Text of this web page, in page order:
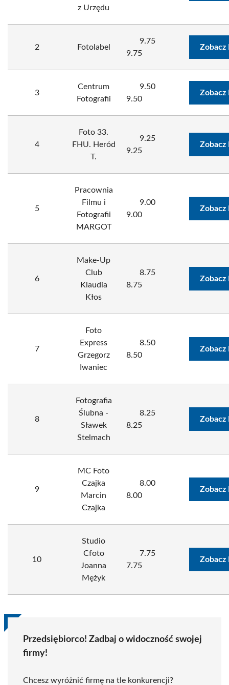
z Urzędu
2 Fotolabel
9.75
9.75
Zobacz
3
Centrum
Fotografii
9.50
9.50
Zobacz
4
Foto 33.
FHU. Heród
T.
9.25
9.25
Zobacz
5
Pracownia
Filmu i
Fotografii
MARGOT
9.00
9.00
Zobacz
6
Make-Up
Club
Klaudia
Kłos
8.75
8.75
Zobacz
7
Foto
Express
Grzegorz
Iwaniec
8.50
8.50
Zobacz
8
Fotografia
Ślubna -
Sławek
Stelmach
8.25
8.25
Zobacz
9
MC Foto
Czajka
Marcin
Czajka
8.00
8.00
Zobacz
10
Studio
Cfoto
Joanna
Mężyk
7.75
7.75
Zobacz
Przedsiębiorco! Zadbaj o widoczność swojej
firmy!
Chcesz wyróżnić firmę na tle konkurencji?